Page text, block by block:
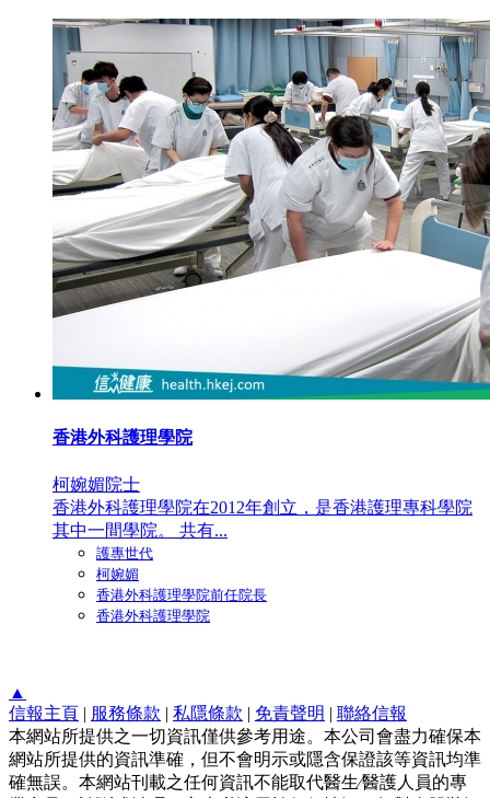
香港外科護理學院
柯婉媚院士
香港外科護理學院在2012年創立，是香港護理專科學院
其中一間學院。 共有...
護專世代
柯婉媚
香港外科護理學院前任院長
香港外科護理學院
▲
信報主頁 | 服務條款 | 私隱條款 | 免責聲明 | 聯絡信報
本網站所提供之一切資訊僅供參考用途。本公司會盡力確保本
網站所提供的資訊準確，但不會明示或隱含保證該等資訊均準
確無誤。本網站刊載之任何資訊不能取代醫生∕醫護人員的專